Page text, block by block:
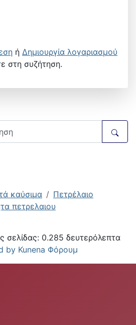
ή Δημιουργία λογαριασμού
στη συζήτηση.
καύσιμα
Πετρέλαιο
πετρελαιου
σελίδας: 0.285 δευτερόλεπτα
by Kunena Φόρουμ